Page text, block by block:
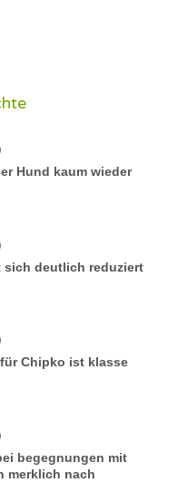
Hund kaum wieder
sich deutlich reduziert
Chipko ist klasse
begegnungen mit
merklich nach